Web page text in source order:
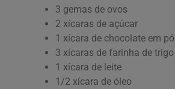
3 gemas de ovos
2 xícaras de açúcar
1 xícara de chocolate em pó
3 xícaras de farinha de trigo
1 xícara de leite
1/2 xícara de óleo